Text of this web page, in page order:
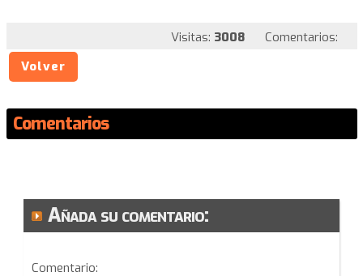
Visitas: 3008
Comentarios:
Volver
Comentarios
Añada su comentario:
Comentario: